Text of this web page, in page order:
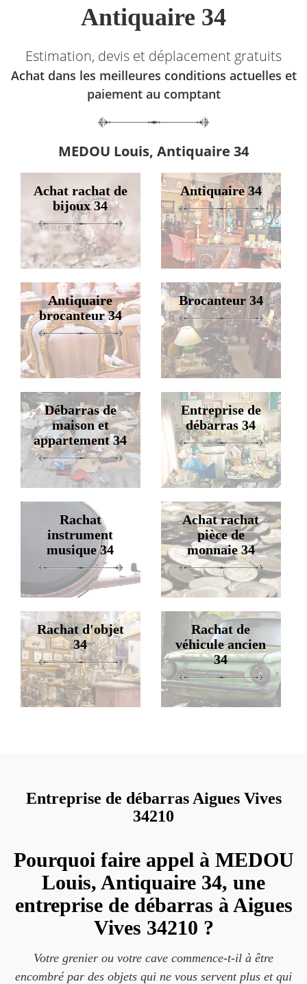
Antiquaire 34
Estimation, devis et déplacement gratuits
Achat dans les meilleures conditions actuelles et
paiement au comptant
MEDOU Louis, Antiquaire 34
Achat rachat de
bijoux 34
Antiquaire 34
Antiquaire
brocanteur 34
Brocanteur 34
Débarras de
maison et
appartement 34
Entreprise de
débarras 34
Rachat
instrument
musique 34
Achat rachat
pièce de
monnaie 34
Rachat d'objet
34
Rachat de
véhicule ancien
34
Entreprise de débarras Aigues Vives
34210
Pourquoi faire appel à MEDOU
Louis, Antiquaire 34, une
entreprise de débarras à Aigues
Vives 34210 ?
Votre grenier ou votre cave commence-t-il à être
encombré par des objets qui ne vous servent plus et qui